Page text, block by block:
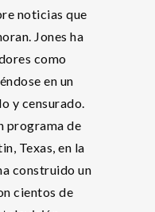
noticias que
Jones ha
como
en un
y censurado.
programa de
Texas, en la
construido un
cientos de